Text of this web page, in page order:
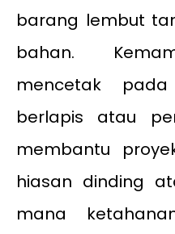
barang lembut
bahan.
mencetak
berlapis atau
membantu
hiasan dinding
mana